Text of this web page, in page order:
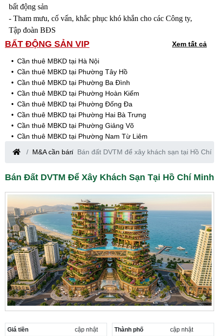
bất động sản
- Tham mưu, cố vấn, khắc phục khó khắn cho các Công ty,
Tập đoàn BĐS
BẤT ĐỘNG SẢN VIP Xem tất cả
Cần thuê MBKD tại Hà Nội
Cần thuê MBKD tại Phường Tây Hồ
Cần thuê MBKD tại Phường Ba Đình
Cần thuê MBKD tại Phường Hoàn Kiếm
Cần thuê MBKD tại Phường Đống Đa
Cần thuê MBKD tại Phường Hai Bà Trưng
Cần thuê MBKD tại Phường Giảng Võ
Cần thuê MBKD tại Phường Nam Từ Liêm
Cần thuê MBKD tại Phường Cầu Giấy
Cần thuê MBKD tại Phường Thanh Xuân
Cần thuê MBKD tại Phường Hà Đông
Cần thuê MBKD tại Phường Hoàng Mai
Cần thuê MBKD tại Phường Ô Chợ Dừa
Cần thuê MBKD tại Phường Yên Hòa
Cần thuê MBKD tại Phường Nghĩa Độ
Cần thuê MBKD tại Phường Phương Liệt
Cần thuê MBKD tại Phường Khương Đình
Cần thuê MBKD tại Phường Yên Sở
Cần thuê MBKD tại Phường Hoàng Liệt
Cần thuê MBKD tại Phường Định Công
Cần thuê MBKD tại Phường Tương Mai
Cần thuê MBKD tại Phường Vĩnh Hưng
Cần thuê MBKD tại Phường Lĩnh Nam
Cần thuê MBKD tại Phường Láng
M&A cần bán Bán đất DVTM để xây khách sạn tại Hồ Chí
Bán Đất DVTM Để Xây Khách Sạn Tại Hồ Chí Minh
Giá tiền
cập nhật
Thành phố
cập nhật